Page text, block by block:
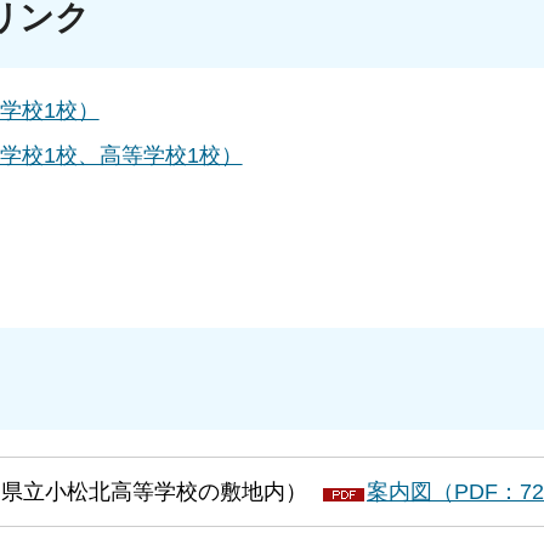
ンク
校1校）
校1校、高等学校1校）
立小松北高等学校の敷地内） 案内図（PDF：